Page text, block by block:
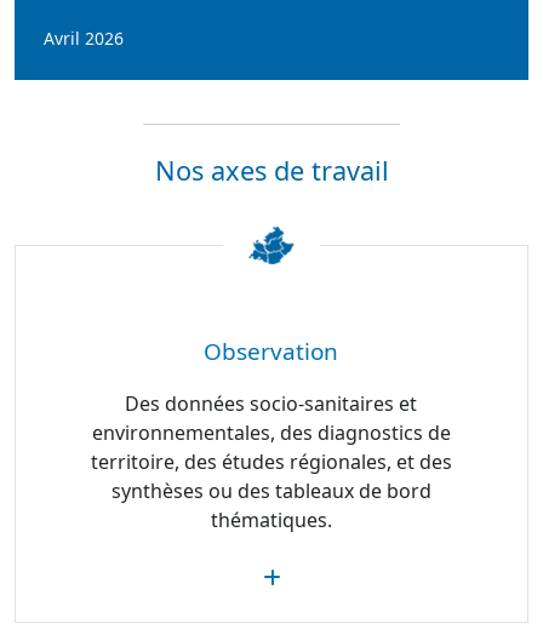
Avril 2026
Nos axes de travail
Observation
Des données socio-sanitaires et
environnementales, des diagnostics de
territoire, des études régionales, et des
synthèses ou des tableaux de bord
thématiques.